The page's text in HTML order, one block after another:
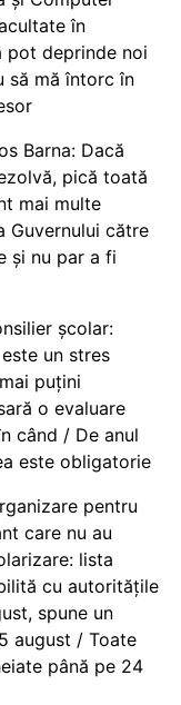
în
pot deprinde noi
să mă întorc în
Barna: Dacă
pică toată
mai multe
Guvernului către
și nu par a fi
școlar:
un stres
puțini
o evaluare
când / De anul
este obligatorie
pentru
care nu au
lista
cu autoritățile
spune un
august / Toate
până pe 24